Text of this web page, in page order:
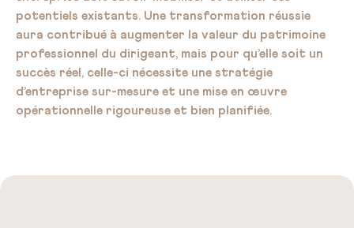
potentiels existants. Une transformation réussie
aura contribué à augmenter la valeur du patrimoine
professionnel du dirigeant, mais pour qu’elle soit un
succès réel, celle-ci nécessite une stratégie
d’entreprise sur-mesure et une mise en œuvre
opérationnelle rigoureuse et bien planifiée.